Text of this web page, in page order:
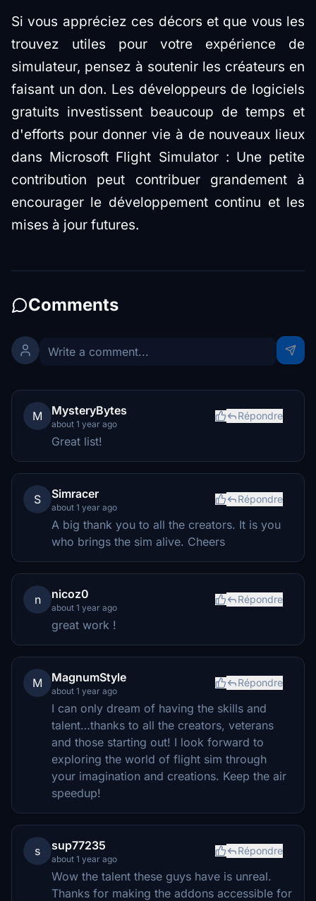
Si vous appréciez ces décors et que vous les
trouvez utiles pour votre expérience de
simulateur, pensez à soutenir les créateurs en
faisant un don. Les développeurs de logiciels
gratuits investissent beaucoup de temps et
d'efforts pour donner vie à de nouveaux lieux
dans Microsoft Flight Simulator : Une petite
contribution peut contribuer grandement à
encourager le développement continu et les
mises à jour futures.
Comments
M MysteryBytes
about 1 year ago
Répondre
Great list!
S Simracer
about 1 year ago
Répondre
A big thank you to all the creators. It is you
who brings the sim alive. Cheers
n nicoz0
about 1 year ago
Répondre
great work !
M MagnumStyle
about 1 year ago
Répondre
I can only dream of having the skills and
talent…thanks to all the creators, veterans
and those starting out! I look forward to
exploring the world of flight sim through
your imagination and creations. Keep the air
speedup!
s sup77235
about 1 year ago
Répondre
Wow the talent these guys have is unreal.
Thanks for making the addons accessible for